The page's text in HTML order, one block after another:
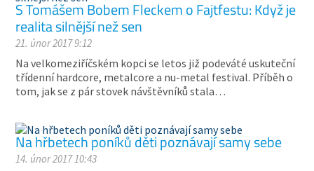
S Tomášem Bobem Fleckem o Fajtfestu: Když je
realita silnější než sen
21. únor 2017 9:12
Na velkomeziříčském kopci se letos již podeváté uskuteční
třídenní hardcore, metalcore a nu-metal festival. Příběh o
tom, jak se z pár stovek návštěvníků stala…
Na hřbetech poníků děti poznávají samy sebe
14. únor 2017 10:43